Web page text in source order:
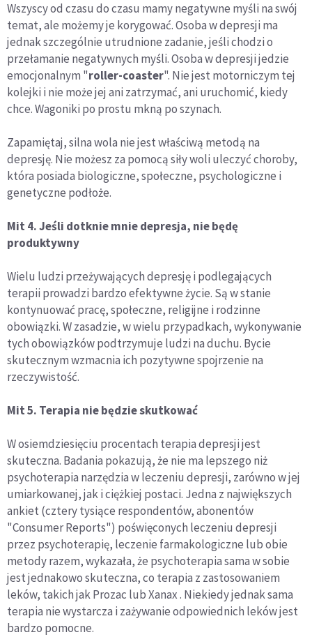
Wszyscy od czasu do czasu mamy negatywne myśli na swój
temat, ale możemy je korygować. Osoba w depresji ma
jednak szczególnie utrudnione zadanie, jeśli chodzi o
przełamanie negatywnych myśli. Osoba w depresji jedzie
emocjonalnym "roller-coaster". Nie jest motorniczym tej
kolejki i nie może jej ani zatrzymać, ani uruchomić, kiedy
chce. Wagoniki po prostu mkną po szynach.
Zapamiętaj, silna wola nie jest właściwą metodą na
depresję. Nie możesz za pomocą siły woli uleczyć choroby,
która posiada biologiczne, społeczne, psychologiczne i
genetyczne podłoże.
Mit 4. Jeśli dotknie mnie depresja, nie będę
produktywny
Wielu ludzi przeżywających depresję i podlegających
terapii prowadzi bardzo efektywne życie. Są w stanie
kontynuować pracę, społeczne, religijne i rodzinne
obowiązki. W zasadzie, w wielu przypadkach, wykonywanie
tych obowiązków podtrzymuje ludzi na duchu. Bycie
skutecznym wzmacnia ich pozytywne spojrzenie na
rzeczywistość.
Mit 5. Terapia nie będzie skutkować
W osiemdziesięciu procentach terapia depresji jest
skuteczna. Badania pokazują, że nie ma lepszego niż
psychoterapia narzędzia w leczeniu depresji, zarówno w jej
umiarkowanej, jak i ciężkiej postaci. Jedna z największych
ankiet (cztery tysiące respondentów, abonentów
"Consumer Reports") poświęconych leczeniu depresji
przez psychoterapię, leczenie farmakologiczne lub obie
metody razem, wykazała, że psychoterapia sama w sobie
jest jednakowo skuteczna, co terapia z zastosowaniem
leków, takich jak Prozac lub Xanax . Niekiedy jednak sama
terapia nie wystarcza i zażywanie odpowiednich leków jest
bardzo pomocne.